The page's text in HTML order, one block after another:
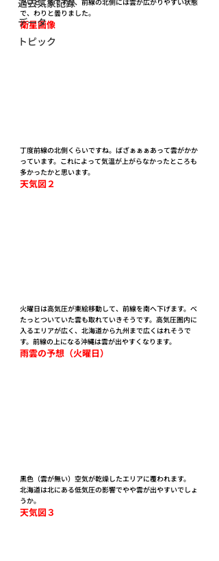
過去気象記録
データ
トピック
で、わりと曇りました。
衛星画像
丁度前線の北側くらいですね。ばざぁぁぁあって雲がかか
っています。これによって気温が上がらなかったところも
多かったかと思います。
天気図２
火曜日は高気圧が東絵移動して、前線を南へ下げます。べ
たっとついていた雲も取れていきそうです。高気圧圏内に
入るエリアが広く、北海道から九州まで広くはれそうで
す。前線の上になる沖縄は雲が出やすくなります。
雨雲の予想（火曜日）
黒色（雲が無い）空気が乾燥したエリアに覆われます。
北海道は北にある低気圧の影響でやや雲が出やすいでしょ
うか。
天気図３